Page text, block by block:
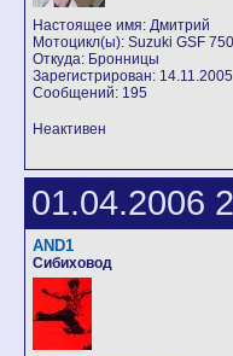
Настоящее имя: Дмитрий
Мотоцикл(ы): Suzuki GSF 750
Откуда: Бронницы
Зарегистрирован: 14.11.2005
Сообщений: 195
Неактивен
01.04.2006
AND1
Сибиховод